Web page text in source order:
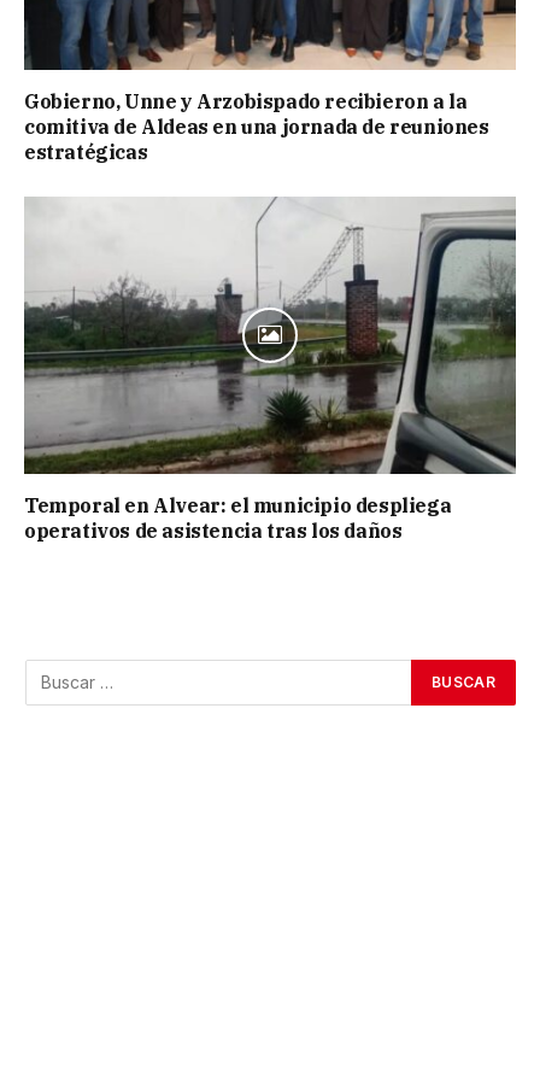
Gobierno, Unne y Arzobispado recibieron a la
comitiva de Aldeas en una jornada de reuniones
estratégicas
Temporal en Alvear: el municipio despliega
operativos de asistencia tras los daños